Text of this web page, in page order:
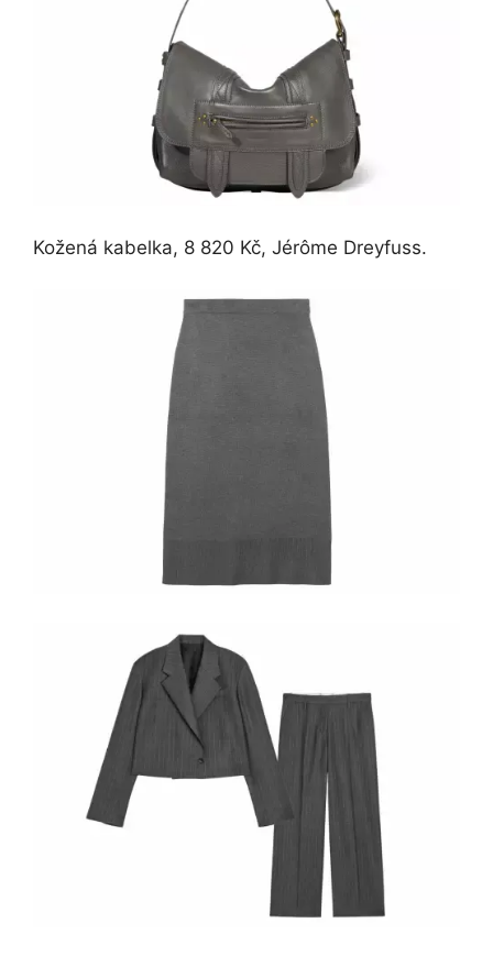
Kožená kabelka, 8 820 Kč, Jérôme Dreyfuss.